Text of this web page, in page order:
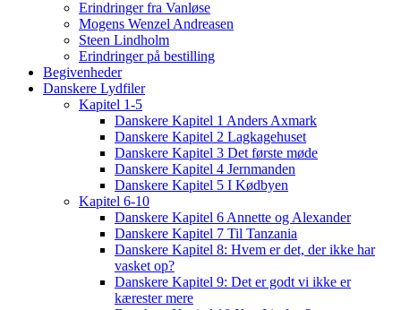
Erindringer fra Vanløse
Mogens Wenzel Andreasen
Steen Lindholm
Erindringer på bestilling
Begivenheder
Danskere Lydfiler
Kapitel 1-5
Danskere Kapitel 1 Anders Axmark
Danskere Kapitel 2 Lagkagehuset
Danskere Kapitel 3 Det første møde
Danskere Kapitel 4 Jernmanden
Danskere Kapitel 5 I Kødbyen
Kapitel 6-10
Danskere Kapitel 6 Annette og Alexander
Danskere Kapitel 7 Til Tanzania
Danskere Kapitel 8: Hvem er det, der ikke har
vasket op?
Danskere Kapitel 9: Det er godt vi ikke er
kærester mere